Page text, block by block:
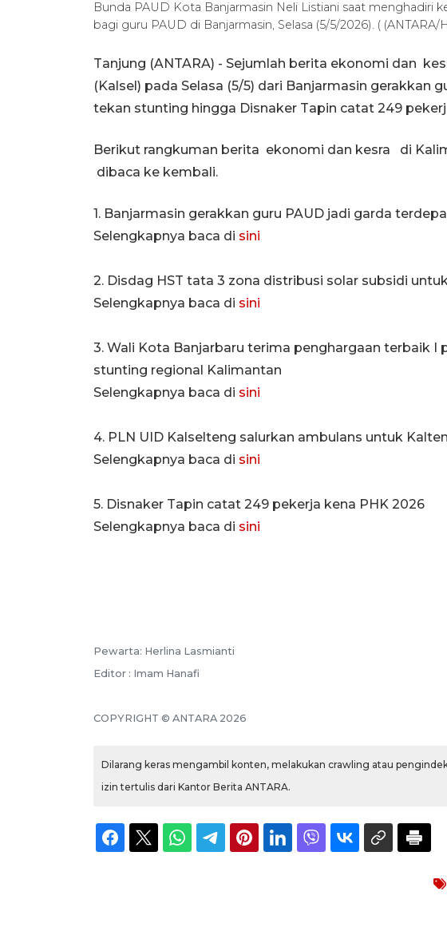
Bunda PAUD Kota Banjarmasin Neli Listiani saat menghadiri
bagi guru PAUD di Banjarmasin, Selasa (5/5/2026). (
Tanjung (ANTARA) - Sejumlah berita ekonomi dan
(Kalsel) pada Selasa (5/5) dari Banjarmasin gerakkan
tekan stunting hingga Disnaker Tapin catat 249
Berikut rangkuman berita ekonomi dan kesra di
dibaca ke kembali.
1. Banjarmasin gerakkan guru PAUD jadi garda
Selengkapnya baca di sini
2. Disdag HST tata 3 zona distribusi solar subsidi
Selengkapnya baca di sini
3. Wali Kota Banjarbaru terima penghargaan terbaik I
stunting regional Kalimantan
Selengkapnya baca di sini
4. PLN UID Kalselteng salurkan ambulans untuk
Selengkapnya baca di sini
5. Disnaker Tapin catat 249 pekerja kena PHK 2026
Selengkapnya baca di sini
Pewarta: Herlina Lasmianti
Editor : Imam Hanafi
COPYRIGHT © ANTARA 2026
Dilarang keras mengambil konten, melakukan crawling atau
izin tertulis dari Kantor Berita ANTARA.